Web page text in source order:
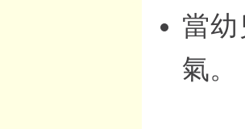
當
氣。